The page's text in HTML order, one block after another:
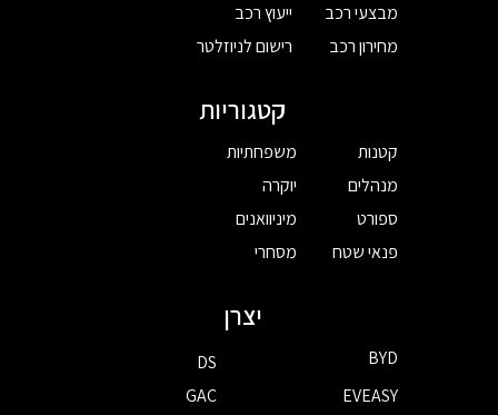
מבצעי רכב
מחירון רכב
ייעוץ רכב
רישום לניוזלטר
קטגוריות
קטנות
מנהלים
ספורט
פנאי שטח
משפחתיות
יוקרה
מיניוואנים
מסחרי
יצרן
BYD
DS
EVEASY
GAC